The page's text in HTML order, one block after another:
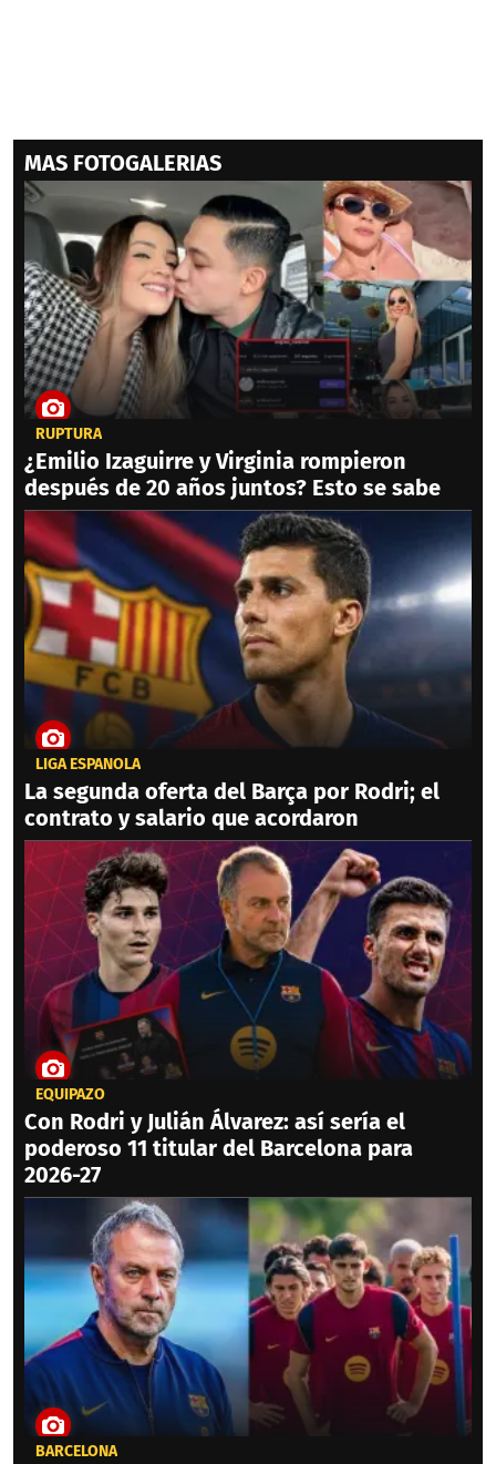
MAS FOTOGALERIAS
RUPTURA
¿Emilio Izaguirre y Virginia rompieron
después de 20 años juntos? Esto se sabe
LIGA ESPAÑOLA
La segunda oferta del Barça por Rodri; el
contrato y salario que acordaron
EQUIPAZO
Con Rodri y Julián Álvarez: así sería el
poderoso 11 titular del Barcelona para
2026-27
BARCELONA